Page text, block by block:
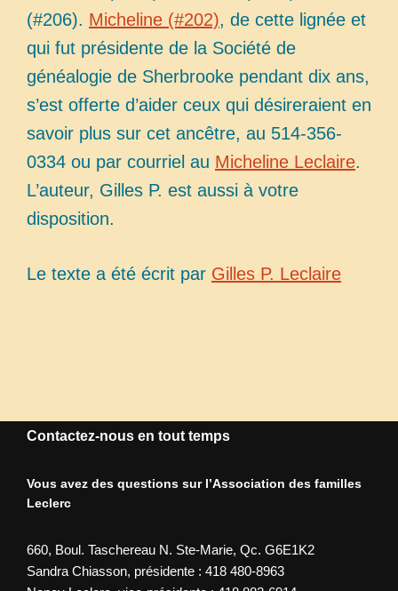
(#206). Micheline (#202), de cette lignée et
qui fut présidente de la Société de
généalogie de Sherbrooke pendant dix ans,
s’est offerte d’aider ceux qui désireraient en
savoir plus sur cet ancêtre, au 514-356-
0334 ou par courriel au Micheline Leclaire.
L’auteur, Gilles P. est aussi à votre
disposition.
Le texte a été écrit par Gilles P. Leclaire
Contactez-nous en tout temps
Vous avez des questions sur l’Association des familles
Leclerc
660, Boul. Taschereau N. Ste-Marie, Qc. G6E1K2
Sandra Chiasson, présidente : 418 480-8963